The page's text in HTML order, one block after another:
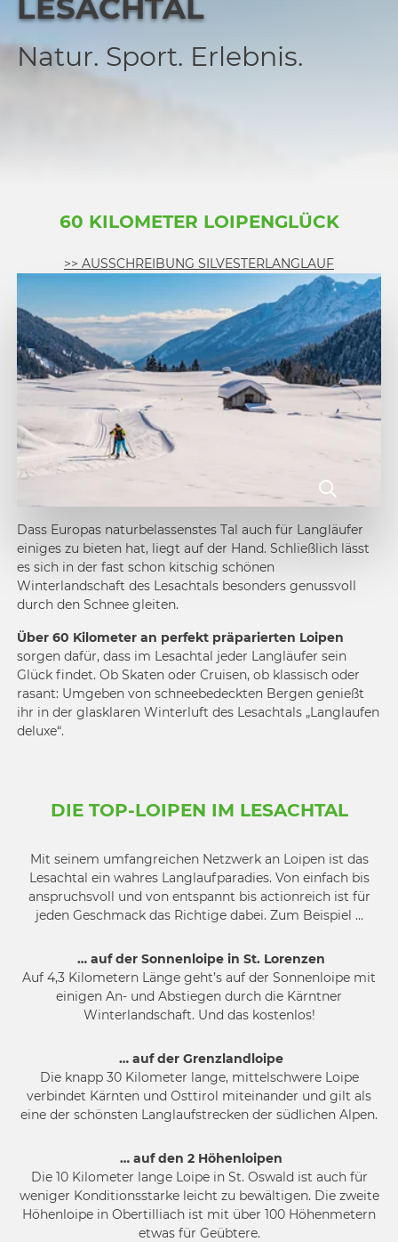
LESACHTAL
Natur. Sport. Erlebnis.
60 KILOMETER LOIPENGLÜCK
>> AUSSCHREIBUNG SILVESTERLANGLAUF
Dass Europas naturbelassenstes Tal auch für Langläufer
einiges zu bieten hat, liegt auf der Hand. Schließlich lässt
es sich in der fast schon kitschig schönen
Winterlandschaft des Lesachtals besonders genussvoll
durch den Schnee gleiten.
Über 60 Kilometer an perfekt präparierten Loipen
sorgen dafür, dass im Lesachtal jeder Langläufer sein
Glück findet. Ob Skaten oder Cruisen, ob klassisch oder
rasant: Umgeben von schneebedeckten Bergen genießt
ihr in der glasklaren Winterluft des Lesachtals „Langlaufen
deluxe“.
DIE TOP-LOIPEN IM LESACHTAL
Mit seinem umfangreichen Netzwerk an Loipen ist das
Lesachtal ein wahres Langlaufparadies. Von einfach bis
anspruchsvoll und von entspannt bis actionreich ist für
jeden Geschmack das Richtige dabei. Zum Beispiel …
… auf der Sonnenloipe in St. Lorenzen
Auf 4,3 Kilometern Länge geht’s auf der Sonnenloipe mit
einigen An- und Abstiegen durch die Kärntner
Winterlandschaft. Und das kostenlos!
… auf der Grenzlandloipe
Die knapp 30 Kilometer lange, mittelschwere Loipe
verbindet Kärnten und Osttirol miteinander und gilt als
eine der schönsten Langlaufstrecken der südlichen Alpen.
… auf den 2 Höhenloipen
Die 10 Kilometer lange Loipe in St. Oswald ist auch für
weniger Konditionsstarke leicht zu bewältigen. Die zweite
Höhenloipe in Obertilliach ist mit über 100 Höhenmetern
etwas für Geübtere.